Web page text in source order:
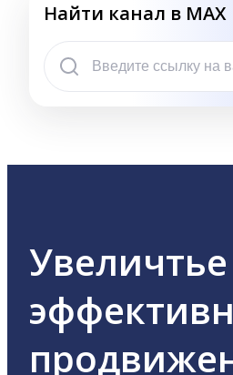
Найти канал в MAX
Увеличтье